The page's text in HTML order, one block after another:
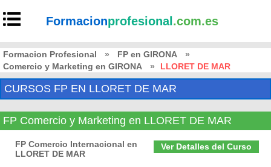
Formacionprofesional .com.es
Formacion Profesional » FP en GIRONA
»
Comercio y Marketing en GIRONA
» LLORET DE MAR
CURSOS FP EN LLORET DE MAR
FP Comercio y Marketing en LLORET DE MAR
Ver Detalles del Curso
FP Comercio Internacional en
LLORET DE MAR